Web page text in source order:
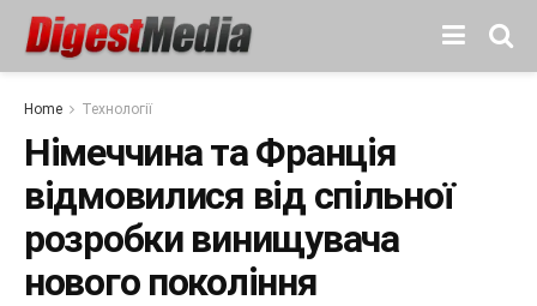
Home Технології
Німеччина та Франція
відмовилися від спільної
розробки винищувача
нового покоління